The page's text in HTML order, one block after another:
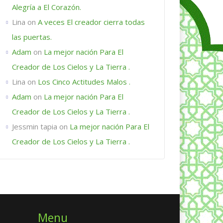
Alegría a El Corazón.
Lina on A veces El creador cierra todas
las puertas.
Adam on La mejor nación Para El
Creador de Los Cielos y La Tierra .
Lina on Los Cinco Actitudes Malos .
Adam on La mejor nación Para El
Creador de Los Cielos y La Tierra .
Jessmin tapia on La mejor nación Para El
Creador de Los Cielos y La Tierra .
Menu